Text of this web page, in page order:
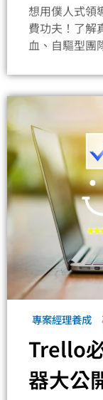
想用僕人式領
費功夫！了解
血、自驅型團
專案經理養成
Trello
器大公